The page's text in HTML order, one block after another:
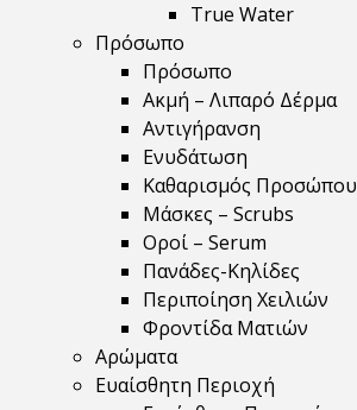
True Water
Πρόσωπο
Πρόσωπο
Ακμή – Λιπαρό Δέρμα
Αντιγήρανση
Ενυδάτωση
Καθαρισμός Προσώπου
Μάσκες – Scrubs
Οροί – Serum
Πανάδες-Κηλίδες
Περιποίηση Χειλιών
Φροντίδα Ματιών
Αρώματα
Ευαίσθητη Περιοχή